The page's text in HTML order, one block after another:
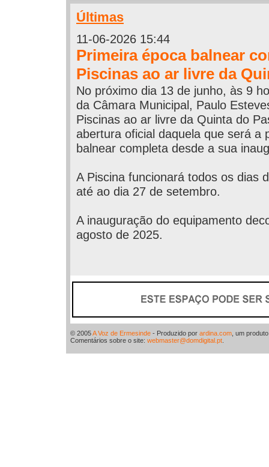
Últimas
11-06-2026 15:44
Primeira época balnear
Piscinas ao ar livre da
No próximo dia 13 de junho, às 9
da Câmara Municipal, Paulo
Piscinas ao ar livre da Quinta do
abertura oficial daquela que será a
balnear completa desde a sua
A Piscina funcionará todos os dias
até ao dia 27 de setembro.
A inauguração do equipamento
agosto de 2025.
© 2005A Voz de Ermesinde - Produzido por ardina.com , um
Comentários sobre o site: webmaster@domdigital.pt